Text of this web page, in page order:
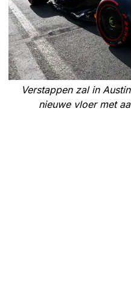
Verstappen zal in
nieuwe vloer met